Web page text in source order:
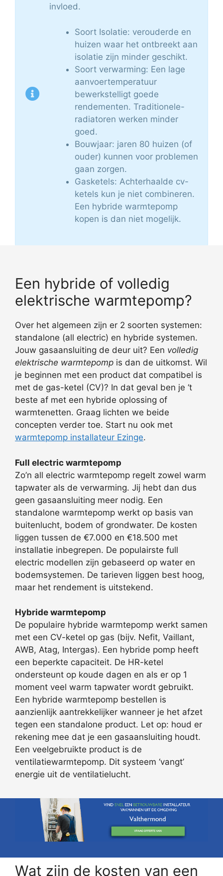
invloed.
Soort Isolatie: verouderde en
huizen waar het ontbreekt aan
isolatie zijn minder geschikt.
Soort verwarming: Een lage
aanvoertemperatuur
bewerkstelligt goede
rendementen. Traditionele-
radiatoren werken minder
goed.
Bouwjaar: jaren 80 huizen (of
ouder) kunnen voor problemen
gaan zorgen.
Gasketels: Achterhaalde cv-
ketels kun je niet combineren.
Een hybride warmtepomp
kopen is dan niet mogelijk.
Een hybride of volledig
elektrische warmtepomp?
Over het algemeen zijn er 2 soorten systemen:
standalone (all electric) en hybride systemen.
Jouw gasaansluiting de deur uit? Een volledig
elektrische warmtepomp is dan de uitkomst. Wil
je beginnen met een product dat compatibel is
met de gas-ketel (CV)? In dat geval ben je ‘t
beste af met een hybride oplossing of
warmtenetten. Graag lichten we beide
concepten verder toe. Start nu ook met
warmtepomp installateur Ezinge.
Full electric warmtepomp
Zo’n all electric warmtepomp regelt zowel warm
tapwater als de verwarming. Jij hebt dan dus
geen gasaansluiting meer nodig. Een
standalone warmtepomp werkt op basis van
buitenlucht, bodem of grondwater. De kosten
liggen tussen de €7.000 en €18.500 met
installatie inbegrepen. De populairste full
electric modellen zijn gebaseerd op water en
bodemsystemen. De tarieven liggen best hoog,
maar het rendement is uitstekend.
Hybride warmtepomp
De populaire hybride warmtepomp werkt samen
met een CV-ketel op gas (bijv. Nefit, Vaillant,
AWB, Atag, Intergas). Een hybride pomp heeft
een beperkte capaciteit. De HR-ketel
ondersteunt op koude dagen en als er op 1
moment veel warm tapwater wordt gebruikt.
Een hybride warmtepomp bestellen is
aanzienlijk aantrekkelijker wanneer je het afzet
tegen een standalone product. Let op: houd er
rekening mee dat je een gasaansluiting houdt.
Een veelgebruikte product is de
ventilatiewarmtepomp. Dit systeem ‘vangt’
energie uit de ventilatielucht.
Wat zijn de kosten van een